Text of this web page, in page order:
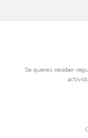
Se queres receber